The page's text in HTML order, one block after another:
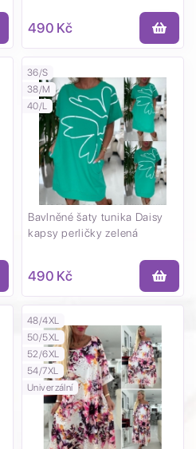
490 Kč
36/S
38/M
40/L
Bavlněné šaty tunika Daisy
kapsy perličky zelená
490 Kč
48/4XL
50/5XL
52/6XL
54/7XL
Univerzální